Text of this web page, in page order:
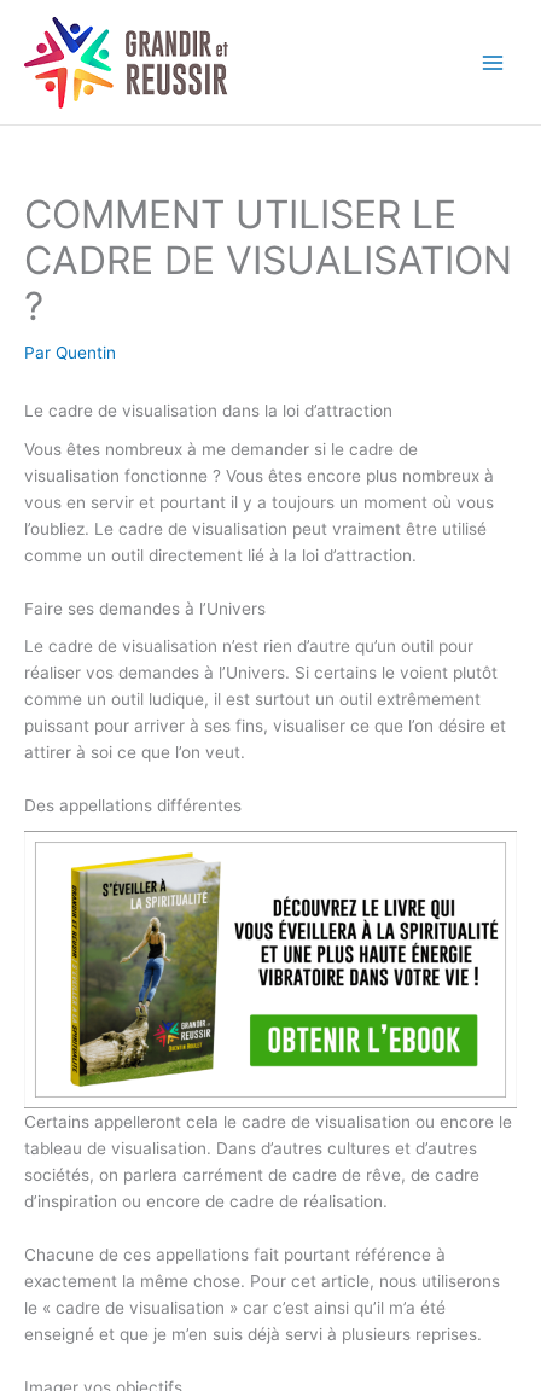
contenu
COMMENT UTILISER LE
CADRE DE VISUALISATION
?
Par Quentin
Le cadre de visualisation dans la loi d’attraction
Vous êtes nombreux à me demander si le cadre de
visualisation fonctionne ? Vous êtes encore plus nombreux à
vous en servir et pourtant il y a toujours un moment où vous
l’oubliez. Le cadre de visualisation peut vraiment être utilisé
comme un outil directement lié à la loi d’attraction.
Faire ses demandes à l’Univers
Le cadre de visualisation n’est rien d’autre qu’un outil pour
réaliser vos demandes à l’Univers. Si certains le voient plutôt
comme un outil ludique, il est surtout un outil extrêmement
puissant pour arriver à ses fins, visualiser ce que l’on désire et
attirer à soi ce que l’on veut.
Des appellations différentes
Certains appelleront cela le cadre de visualisation ou encore le
tableau de visualisation. Dans d’autres cultures et d’autres
sociétés, on parlera carrément de cadre de rêve, de cadre
d’inspiration ou encore de cadre de réalisation.
Chacune de ces appellations fait pourtant référence à
exactement la même chose. Pour cet article, nous utiliserons
le « cadre de visualisation » car c’est ainsi qu’il m’a été
enseigné et que je m’en suis déjà servi à plusieurs reprises.
Imager vos objectifs